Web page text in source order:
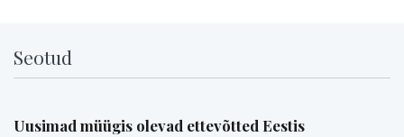
Seotud
Uusimad müügis olevad ettevõtted Eestis